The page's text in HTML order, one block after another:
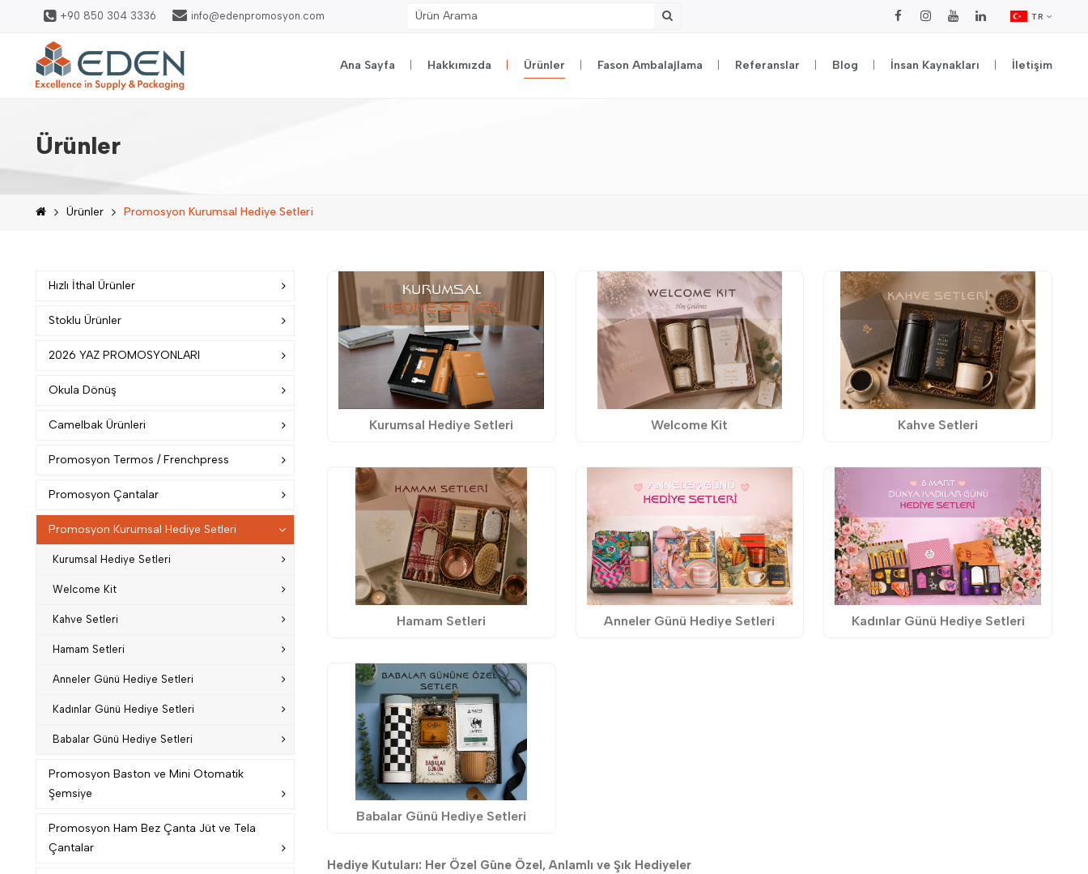
+90 850 304 3336 info@edenpromosyon.com TR
Ana Sayfa Hakkımızda Ürünler Fason Ambalajlama Referanslar Blog İnsan Kaynakları İletişim
Ürünler
Ürünler Promosyon Kurumsal Hediye Setleri
Hızlı İthal Ürünler
Stoklu Ürünler
2026 YAZ PROMOSYONLARI
Okula Dönüş
Camelbak Ürünleri
Promosyon Termos / Frenchpress
Promosyon Çantalar
Promosyon Kurumsal Hediye Setleri
Kurumsal Hediye Setleri
Welcome Kit
Kahve Setleri
Hamam Setleri
Anneler Günü Hediye Setleri
Kadınlar Günü Hediye Setleri
Babalar Günü Hediye Setleri
Promosyon Baston ve Mini Otomatik
Şemsiye
Promosyon Ham Bez Çanta Jüt ve Tela
Çantalar
Kurumsal Hediye Setleri Welcome Kit Kahve Setleri
Hamam Setleri Anneler Günü Hediye Setleri Kadınlar Günü Hediye Setleri
Babalar Günü Hediye Setleri
Hediye Kutuları: Her Özel Güne Özel, Anlamlı ve Şık Hediyeler